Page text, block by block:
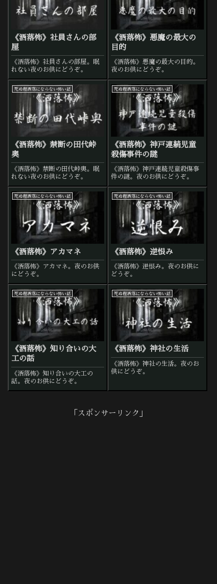
《洒落怖》社員さんの部
屋
《洒落怖》社員さんの部屋。眠
れない夜のお供にどうぞ。
《洒落怖》悪魔の最大の
目的
《洒落怖》悪魔の最大の目的。
夜のお供にどうぞ。
死ぬ程洒落にならない怖い話
《洒落怖》禁断の田代峠
奥
《洒落怖》禁断の田代峠奥。眠
れない夜のお供にどうぞ。
死ぬ程洒落にならない怖い話
《洒落怖》神戸連続児童
殺傷事件の謎
《洒落怖》神戸連続児童殺傷事
件の謎。夜のお供にどうぞ。
死ぬ程洒落にならない怖い話
《洒落怖》アカマネ
《洒落怖》アカマネ。夜のお供
にどうぞ。
死ぬ程洒落にならない怖い話
《洒落怖》逆恨み
《洒落怖》逆恨み。夜のお供に
どうぞ。
死ぬ程洒落にならない怖い話
《洒落怖》知り合いの大
工の話
《洒落怖》知り合いの大工の
話。夜のお供にどうぞ。
死ぬ程洒落にならない怖い話
《洒落怖》神社の生活
《洒落怖》神社の生活。夜のお
供にどうぞ。
「スポンサーリンク」